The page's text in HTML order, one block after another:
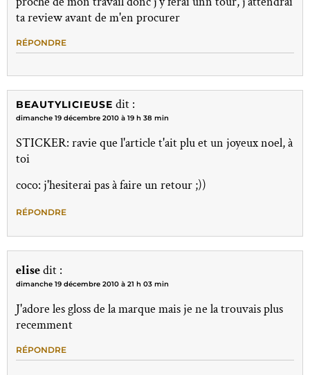
ta review avant de m'en procurer
RÉPONDRE
BEAUTYLICIEUSE dit :
dimanche 19 décembre 2010 à 19 h 38 min
STICKER: ravie que l'article t'ait plu et un joyeux noel, à
toi
coco: j'hesiterai pas à faire un retour ;))
RÉPONDRE
elisedit :
dimanche 19 décembre 2010 à 21 h 03 min
J'adore les gloss de la marque mais je ne la trouvais plus
recemment
RÉPONDRE